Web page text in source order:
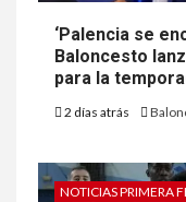
‘Palencia se
Baloncesto
para la
2 días atrás
NOTICIAS PRIMERA